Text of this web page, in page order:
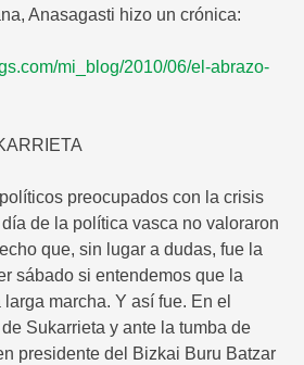
Anasagasti hizo un crónica:
mi_blog/2010/06/el-abrazo-
preocupados con la crisis
de la política vasca no valoraron
que, sin lugar a dudas, fue la
sábado si entendemos que la
marcha. Y así fue. En el
Sukarrieta y ante la tumba de
presidente del Bizkai Buru Batzar